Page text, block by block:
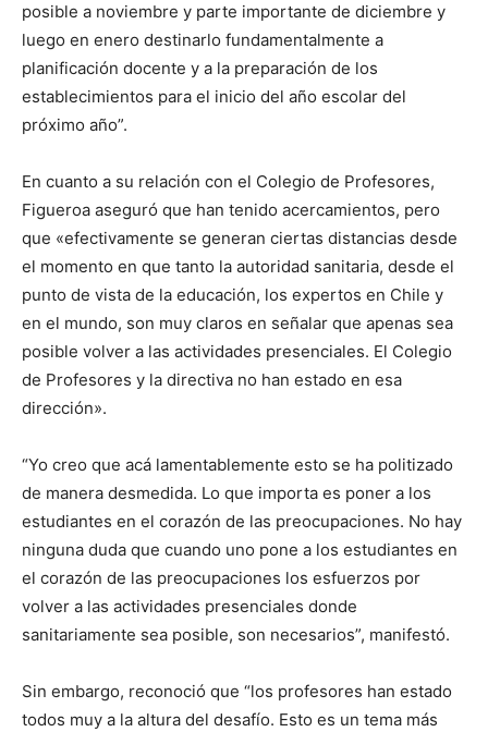
posible a noviembre y parte importante de diciembre y
luego en enero destinarlo fundamentalmente a
planificación docente y a la preparación de los
establecimientos para el inicio del año escolar del
próximo año”.
En cuanto a su relación con el Colegio de Profesores,
Figueroa aseguró que han tenido acercamientos, pero
que «efectivamente se generan ciertas distancias desde
el momento en que tanto la autoridad sanitaria, desde el
punto de vista de la educación, los expertos en Chile y
en el mundo, son muy claros en señalar que apenas sea
posible volver a las actividades presenciales. El Colegio
de Profesores y la directiva no han estado en esa
dirección».
“Yo creo que acá lamentablemente esto se ha politizado
de manera desmedida. Lo que importa es poner a los
estudiantes en el corazón de las preocupaciones. No hay
ninguna duda que cuando uno pone a los estudiantes en
el corazón de las preocupaciones los esfuerzos por
volver a las actividades presenciales donde
sanitariamente sea posible, son necesarios”, manifestó.
Sin embargo, reconoció que “los profesores han estado
todos muy a la altura del desafío. Esto es un tema más